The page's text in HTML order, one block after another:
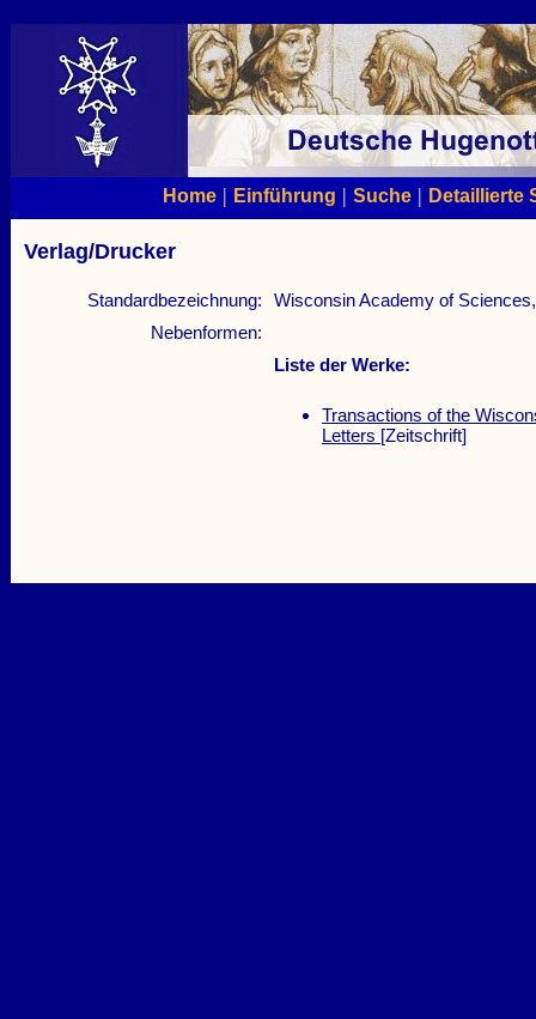
Home| Einführung | Suche| Detaillierte
Verlag/Drucker
Standardbezeichnung:
Wisconsin Academy of
Nebenformen:
Liste der Werke:
Transactions of the
Letters [Zeitschrift]